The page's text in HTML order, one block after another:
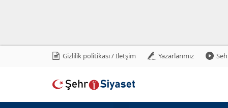
Gizlilik politikası / İletşim Yazarlarımız
Ahbap Derneği’ne Kayyum